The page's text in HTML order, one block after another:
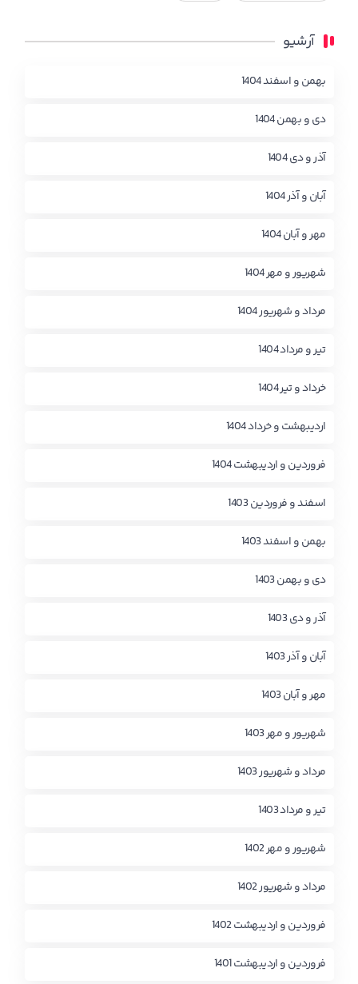
آرشیو
بهمن و اسفند 1404
دی و بهمن 1404
آذر و دی 1404
آبان و آذر 1404
مهر و آبان 1404
شهریور و مهر 1404
مرداد و شهریور 1404
تیر و مرداد 1404
خرداد و تیر 1404
اردیبهشت و خرداد 1404
فروردین و اردیبهشت 1404
اسفند و فروردین 1403
بهمن و اسفند 1403
دی و بهمن 1403
آذر و دی 1403
آبان و آذر 1403
مهر و آبان 1403
شهریور و مهر 1403
مرداد و شهریور 1403
تیر و مرداد 1403
شهریور و مهر 1402
مرداد و شهریور 1402
فروردین و اردیبهشت 1402
فروردین و اردیبهشت 1401